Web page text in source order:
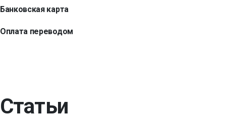
Банковская карта
Оплата переводом
Статьи